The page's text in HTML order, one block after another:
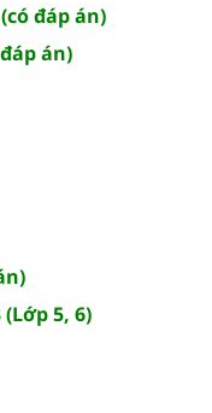
đáp án)
án)
5, 6)